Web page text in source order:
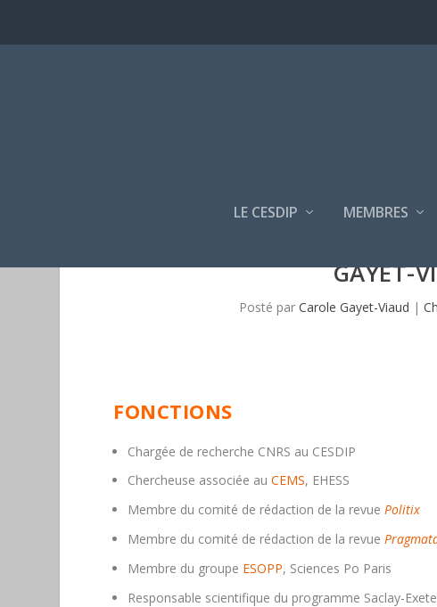
LE CESDIP MEMBRES
GAYET-
Posté par Carole Gayet-Viaud |
FONCTIONS
Chargée de recherche CNRS au CESDIP
Chercheuse associée auCEMS, EHESS
Membre du comité de rédaction de la revuePolitix
Membre du comité de rédaction de la revue
Membre du groupe ESOPP, Sciences Po Paris
Responsable scientifique du programme Saclay-